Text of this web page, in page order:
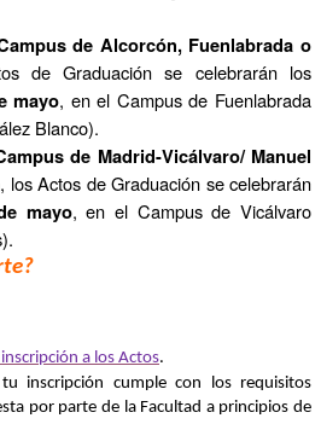
de Alcorcón, Fuenlabrada o
de Graduación se celebrarán los
mayo, en el Campus de Fuenlabrada
Blanco).
de Madrid-Vicálvaro/ Manuel
, los Actos de Graduación se celebrarán
mayo, en el Campus de Vicálvaro
a los Actos.
inscripción cumple con los requisitos
por parte de la Facultad a principios de